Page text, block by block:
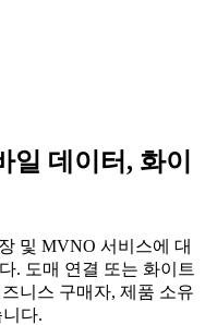
데이터, 화이
및 MVNO 서비스에 대
. 도매 연결 또는 화이트
니스 구매자, 제품 소유
다.